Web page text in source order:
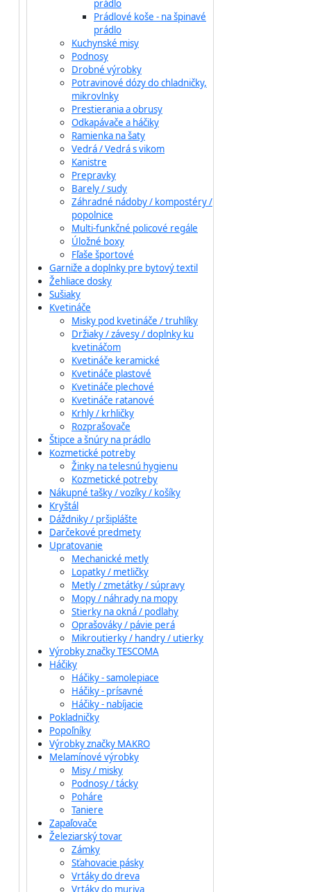
prádlo
Prádlové koše - na špinavé
prádlo
Kuchynské misy
Podnosy
Drobné výrobky
Potravinové dózy do chladničky,
mikrovlnky
Prestierania a obrusy
Odkapávače a háčiky
Ramienka na šaty
Vedrá / Vedrá s vikom
Kanistre
Prepravky
Barely / sudy
Záhradné nádoby / kompostéry /
popolnice
Multi-funkčné policové regále
Úložné boxy
Fľaše športové
Garniže a doplnky pre bytový textil
Žehliace dosky
Sušiaky
Kvetináče
Misky pod kvetináče / truhlíky
Držiaky / závesy / doplnky ku
kvetináčom
Kvetináče keramické
Kvetináče plastové
Kvetináče plechové
Kvetináče ratanové
Krhly / krhličky
Rozprašovače
Štipce a šnúry na prádlo
Kozmetické potreby
Žinky na telesnú hygienu
Kozmetické potreby
Nákupné tašky / vozíky / košíky
Kryštál
Dáždniky / pršiplášte
Darčekové predmety
Upratovanie
Mechanické metly
Lopatky / metličky
Metly / zmetátky / súpravy
Mopy / náhrady na mopy
Stierky na okná / podlahy
Oprašováky / pávie perá
Mikroutierky / handry / utierky
Výrobky značky TESCOMA
Háčiky
Háčiky - samolepiace
Háčiky - prísavné
Háčiky - nabíjacie
Pokladničky
Popoľníky
Výrobky značky MAKRO
Melamínové výrobky
Misy / misky
Podnosy / tácky
Poháre
Taniere
Zapaľovače
Železiarský tovar
Zámky
Sťahovacie pásky
Vrtáky do dreva
Vrtáky do muriva